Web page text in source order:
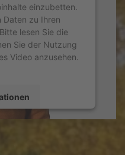
einzubetten.
Daten zu Ihren
lesen Sie die
Sie der Nutzung
Video anzusehen.